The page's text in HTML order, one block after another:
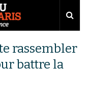
rassembler
battre la